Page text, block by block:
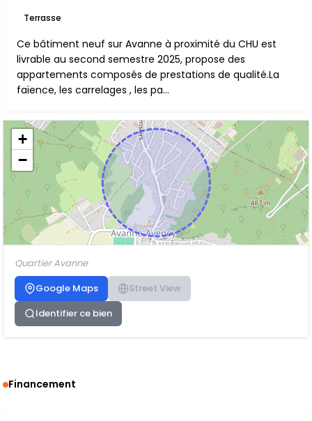
Terrasse
Ce bâtiment neuf sur Avanne à proximité du CHU est
livrable au second semestre 2025, propose des
appartements composés de prestations de qualité.La
faïence, les carrelages , les pa...
+
−
Quartier Avanne
Google Maps
Street View
Identifier ce bien
Financement